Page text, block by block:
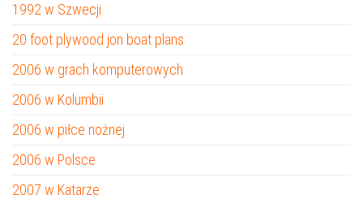
1992 w Szwecji
20 foot plywood jon boat plans
2006 w grach komputerowych
2006 w Kolumbii
2006 w piłce nożnej
2006 w Polsce
2007 w Katarze